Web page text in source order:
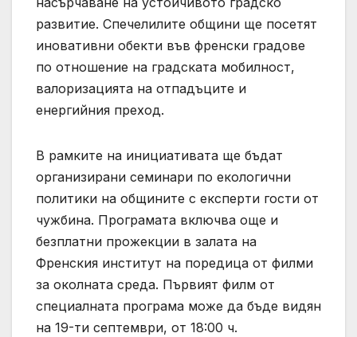
развитие. Спечелилите общини ще посетят
иновативни обекти във френски градове
по отношение на градската мобилност,
валоризацията на отпадъците и
енергийния преход.
В рамките на инициативата ще бъдат
организирани семинари по екологични
политики на общините с експерти гости от
чужбина. Програмата включва още и
безплатни прожекции в залата на
Френския институт на поредица от филми
за околната среда. Първият филм от
специалната програма може да бъде видян
на 19-ти септември, от 18:00 ч.